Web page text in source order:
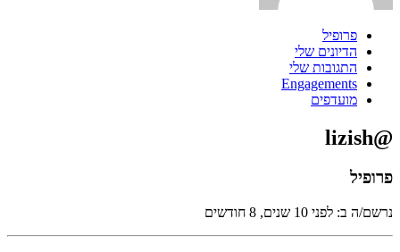
פרופיל
הדיונים שלי
התגובות שלי
Engagements
מועדפים
לפני 10 שנים, 8 חודשים